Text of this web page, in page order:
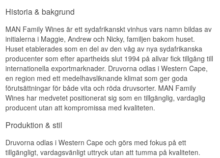
Historia & bakgrund
MAN Family Wines är ett sydafrikanskt vinhus vars namn bildas av
initialerna i Maggie, Andrew och Nicky, familjen bakom huset.
Huset etablerades som en del av den våg av nya sydafrikanska
producenter som efter apartheids slut 1994 på allvar fick tillgång till
internationella exportmarknader. Druvorna odlas i Western Cape,
en region med ett medelhavsliknande klimat som ger goda
förutsättningar för både vita och röda druvsorter. MAN Family
Wines har medvetet positionerat sig som en tillgänglig, vardaglig
producent utan att kompromissa med kvaliteten.
Produktion & stil
Druvorna odlas i Western Cape och görs med fokus på ett
tillgängligt, vardagsvänligt uttryck utan att tumma på kvaliteten.